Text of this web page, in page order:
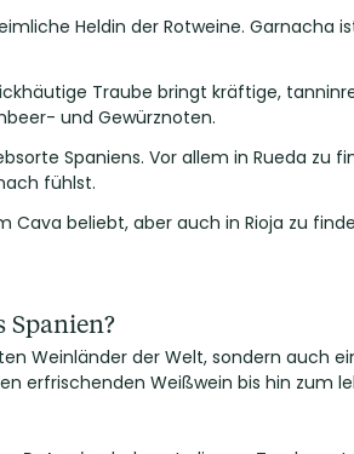
Heldin der Rotweine. Garnacha
Traube bringt kräftige,
und Gewürznoten.
Spaniens. Vor allem in Rueda
fühlst.
Cava beliebt, aber auch in Rioja zu
Spanien?
Weinländer der Welt, sondern auch
erfrischenden Weißwein bis hin zum